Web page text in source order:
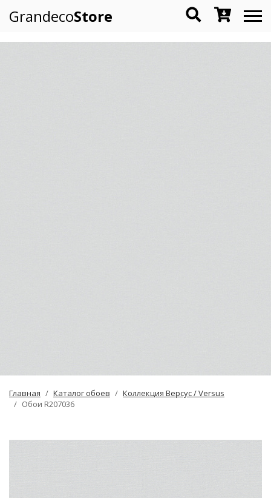
GrandecoStore
Главная Каталог обоев
Коллекция Версус / Versus
Обои R207036